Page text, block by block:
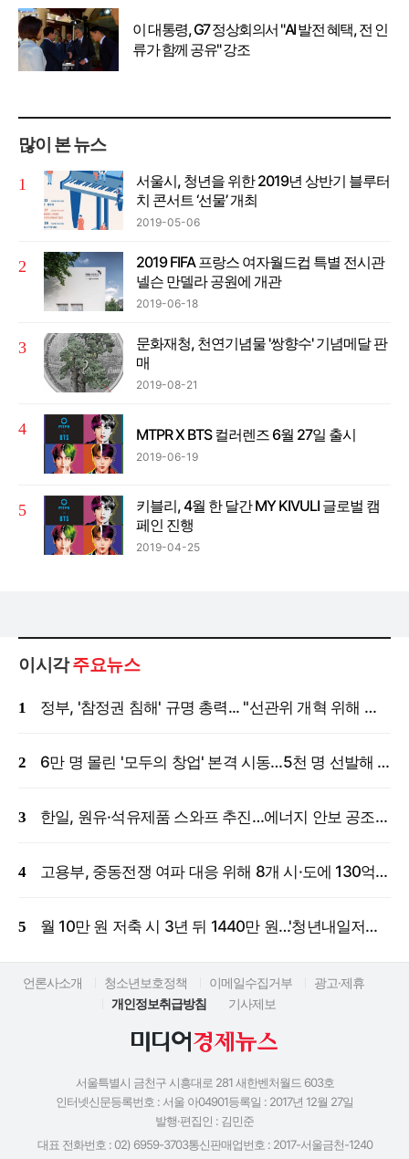
이 대통령, G7 정상회의서 "AI 발전 혜택, 전 인
류가 함께 공유" 강조
많이 본 뉴스
서울시, 청년을 위한 2019년 상반기 블루터
치 콘서트 ‘선물’ 개최
2019-05-06
2019 FIFA 프랑스 여자월드컵 특별 전시관
넬슨 만델라 공원에 개관
2019-06-18
문화재청, 천연기념물 '쌍향수' 기념메달 판
매
2019-08-21
MTPR X BTS 컬러렌즈 6월 27일 출시
2019-06-19
키블리, 4월 한 달간 MY KIVULI 글로벌 캠
페인 진행
2019-04-25
이시각주요뉴스
정부, '참정권 침해' 규명 총력... "선관위 개혁 위해 국정조사 등 모든 조치"
6만 명 몰린 '모두의 창업' 본격 시동…5천 명 선발해 밀착 지원
한일, 원유·석유제품 스와프 추진…에너지 안보 공조 강화
고용부, 중동전쟁 여파 대응 위해 8개 시·도에 130억 원 긴급 투입
월 10만 원 저축 시 3년 뒤 1440만 원…'청년내일저축계좌' 신규 모집
언론사소개 청소년보호정책 이메일수집거부
광고·제휴
개인정보취급방침
기사제보
서울특별시 금천구 시흥대로 281 새한벤처월드 603호
인터넷신문등록번호 : 서울 아04901등록일 : 2017년 12월 27일
발행·편집인 : 김민준
대표 전화번호 : 02) 6959-3703통신판매업번호 : 2017-서울금천-1240